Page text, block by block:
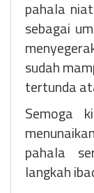
pahala
sebagai
sudah
tertunda
Semoga
pahala
langkah